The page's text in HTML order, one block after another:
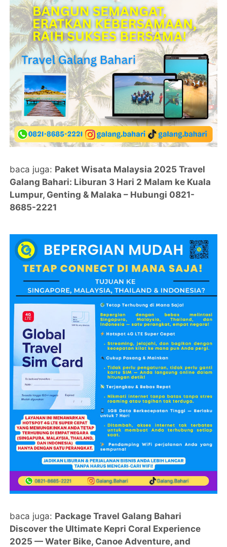
baca juga: Paket Wisata Malaysia 2025 Travel
Galang Bahari: Liburan 3 Hari 2 Malam ke Kuala
Lumpur, Genting & Malaka – Hubungi 0821-
8685-2221
baca juga: Package Travel Galang Bahari
Discover the Ultimate Kepri Coral Experience
2025 — Water Bike, Canoe Adventure, and